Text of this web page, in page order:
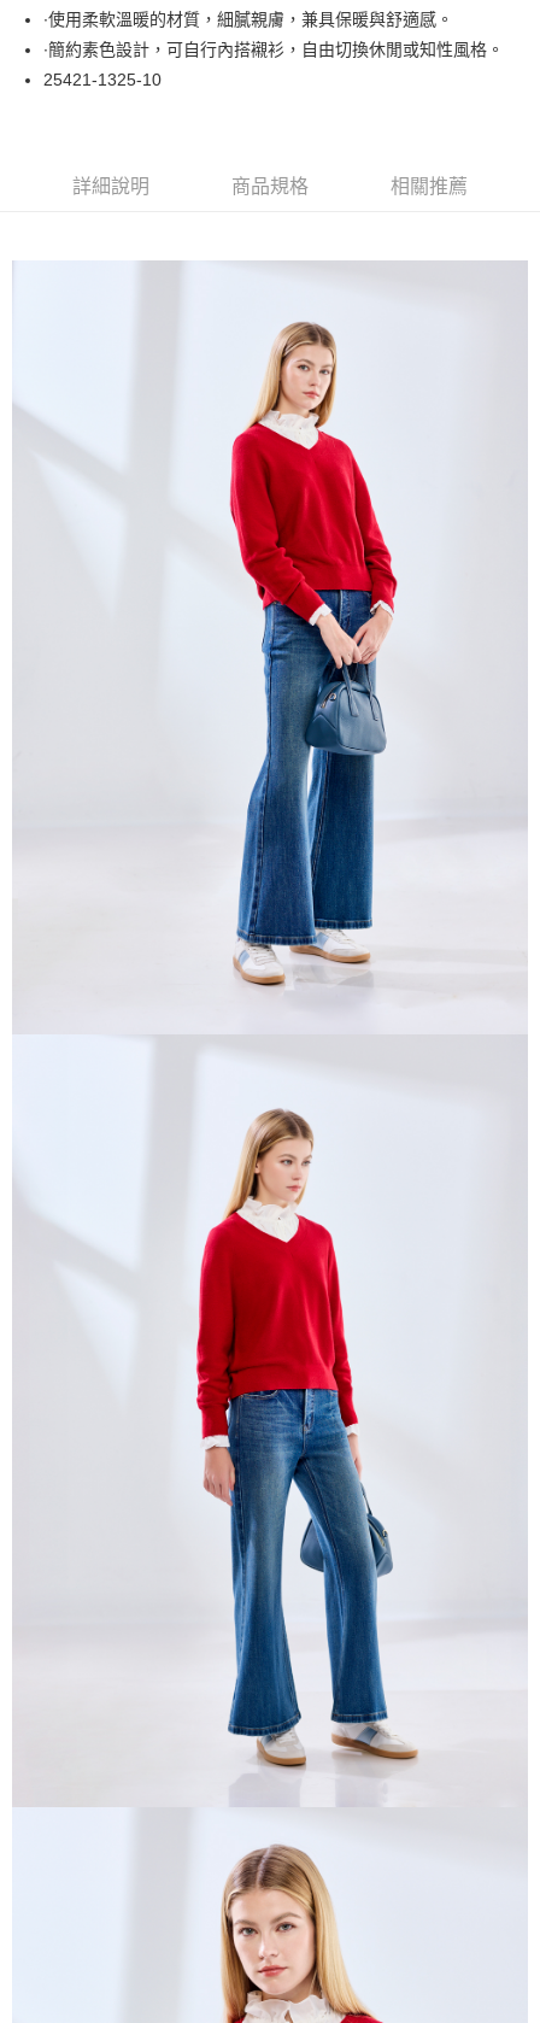
悠遊付
大哥付你分期
2.付款方式選擇「大哥付你分期」，訂單成立後會自動跳轉到大哥付的交易
流程，驗證手機門號後，選擇欲分期的期數、繳款截止日，確認付款後即完
4.訂單成立30分鐘內，如未前往確認交易或遇審核未通過，訂單將自動取
1.分期款項不併入電信帳單，「大哥付你分期」於每月結算日後寄送繳費提
2.透過簡訊連結打開帳單後，可選擇「超商條碼／台灣大直營門市／銀行轉
帳／街口支付／iPASS MONEY」等通路繳費。
1.本服務係由「台灣大哥大股份有限公司」（以下簡稱本公司）所提供，讓
用戶於交易時，得透過本服務購買商品或服務，並由商店將買賣／分期付款
買賣價金債權讓與本公司後，依約使用本公司帳單繳交帳款。
2.基於同意付款使用「大哥付你分期」之契約關係目的，商店將以您的個人
資料（包含姓名、電話或地址）提供予台灣大哥大進項蒐集、處理及利用，
由本公司與您本人進行分期帳單所需資料之確認、核對及更正。
3.完整用戶服務條款，請詳閱以下連結：https://oppay.tw/userRule
每筆NT$60，滿NT$1,000(含以上)免運費
每筆NT$60，滿NT$1,000(含以上)免運費
每筆NT$60，滿NT$1,000(含以上)免運費
每筆NT$80，滿NT$1,000(含以上)免運費
∙使用柔軟溫暖的材質，細膩親膚，兼具保暖與舒適感。
∙簡約素色設計，可自行內搭襯衫，自由切換休閒或知性風格。
25421-1325-10
詳細說明 商品規格 相關推薦